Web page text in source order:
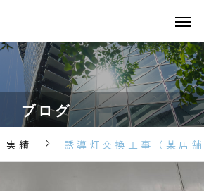
ブログ
実績 誘導灯交換工事（某店